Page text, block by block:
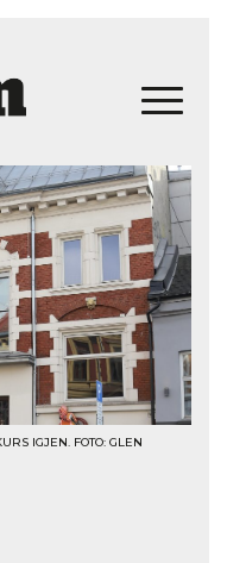
IGJEN. FOTO: GLEN